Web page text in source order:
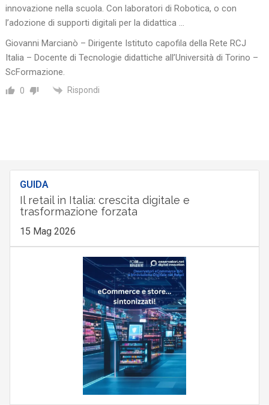
innovazione nella scuola. Con laboratori di Robotica, o con
l’adozione di supporti digitali per la didattica …
Giovanni Marcianò – Dirigente Istituto capofila della Rete RCJ
Italia – Docente di Tecnologie didattiche all’Università di Torino –
ScFormazione.
0 Rispondi
GUIDA
Il retail in Italia: crescita digitale e
trasformazione forzata
15 Mag 2026